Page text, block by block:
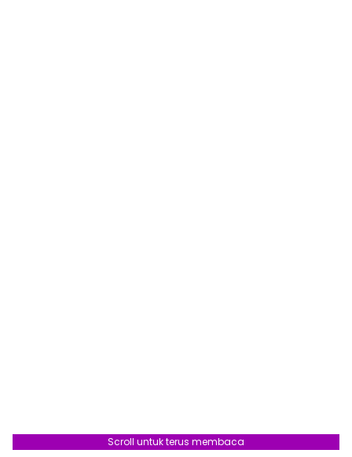
Scroll untuk terus membaca